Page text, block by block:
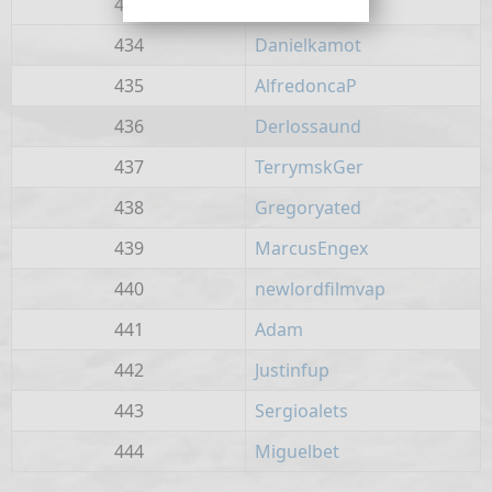
434
Danielkamot
435
AlfredoncaP
436
Derlossaund
437
TerrymskGer
438
Gregoryated
439
MarcusEngex
440
newlordfilmvap
441
Adam
442
Justinfup
443
Sergioalets
444
Miguelbet